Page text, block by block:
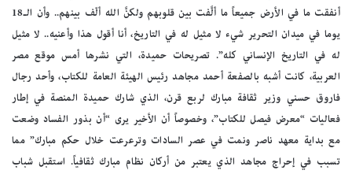
أنفقت ما في الأرض جميعاً ما ألَّفت بين قلوبهم ولكنَّ الله ألّف بينهم.. وأن الـ18
يوما في ميدان التحرير شيء لا مثيل له في التاريخ، أنا أقول هذا وأعنيه.. لا مثيل
له في التاريخ الإنساني كله”. تصريحات حميدة، التي نشرها أمس موقع مصر
العربية، كانت أشبه بالصفعة أحمد مجاهد رئيس الهيئة العامة للكتاب، وأحد رجال
فاروق حسني وزير ثقافة مبارك لربع قرن، الذي شارك حميدة المنصة في إطار
فعاليات “معرض فيصل للكتاب”، وخصوصاً أن الأخير يرى “أن بذور الفساد وضعت
مع بداية معهد ناصر ونمت في عصر السادات وترعرعت خلال حكم مبارك” مما
تسبب في إحراج مجاهد الذي يعتبر من أركان نظام مبارك ثقافياً. استقبل شباب